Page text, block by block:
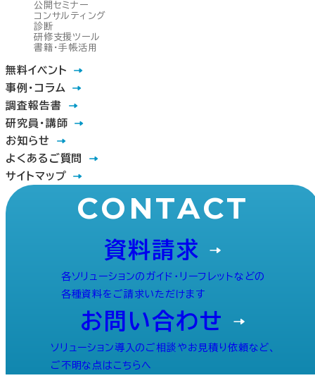
公開セミナー
コンサルティング
診断
研修支援ツール
書籍・手帳活用
無料イベント
事例・コラム
調査報告書
研究員・講師
お知らせ
よくあるご質問
サイトマップ
CONTACT
資料請求
各ソリューションのガイド・リーフレットなどの
各種資料をご請求いただけます
お問い合わせ
ソリューション導入のご相談やお見積り依頼など、
ご不明な点はこちらへ